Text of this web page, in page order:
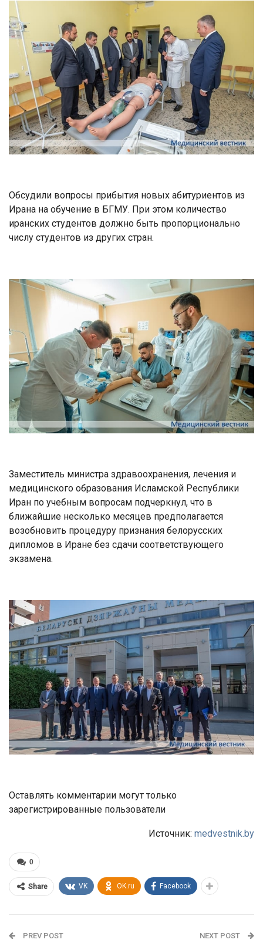
Обсудили вопросы прибытия новых абитуриентов из
Ирана на обучение в БГМУ. При этом количество
иранских студентов должно быть пропорционально
числу студентов из других стран.
Заместитель министра здравоохранения, лечения и
медицинского образования Исламской Республики
Иран по учебным вопросам подчеркнул, что в
ближайшие несколько месяцев предполагается
возобновить процедуру признания белорусских
дипломов в Иране без сдачи соответствующего
экзамена.
Оставлять комментарии могут только
зарегистрированные пользователи
Источник: medvestnik.by
0
Share VK OK.ru Facebook
PREV POST NEXT POST